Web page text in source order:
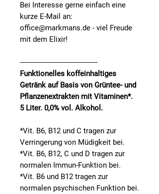
Bei Interesse gerne einfach eine
kurze E-Mail an:
office@markmans.de - viel Freude
mit dem Elixir!
---------------------------------------
Funktionelles koffeinhaltiges
Getränk auf Basis von Grüntee- und
Pflanzenextrakten mit Vitaminen*.
5 Liter. 0,0% vol. Alkohol.
*Vit. B6, B12 und C tragen zur
Verringerung von Müdigkeit bei.
*Vit. B6, B12, C und D tragen zur
normalen Immun-Funktion bei.
*Vit. B6 und B12 tragen zur
normalen psychischen Funktion bei.